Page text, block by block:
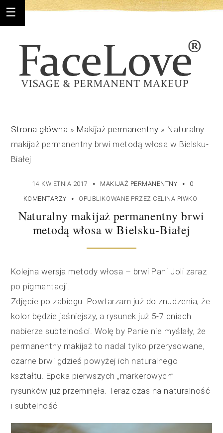
Strona główna » Makijaż permanentny » Naturalny
makijaż permanentny brwi metodą włosa w Bielsku-
Białej
14 KWIETNIA 2017 · MAKIJAŻ PERMANENTNY ·
0
KOMENTARZY
· OPUBLIKOWANE PRZEZ CELINA PIWKO
Naturalny makijaż permanentny brwi
metodą włosa w Bielsku-Białej
Kolejna wersja metody włosa – brwi Pani Joli zaraz
po pigmentacji.
Zdjęcie po zabiegu. Powtarzam już do znudzenia, że
kolor będzie jaśniejszy, a rysunek już 5-7 dniach
nabierze subtelności. Wolę by Panie nie myślały, że
permanentny makijaż to nadal tylko przerysowane,
czarne brwi gdzieś powyżej ich naturalnego
kształtu. Epoka pierwszych „markerowych”
rysunków już przeminęła. Teraz czas na naturalność
i subtelność